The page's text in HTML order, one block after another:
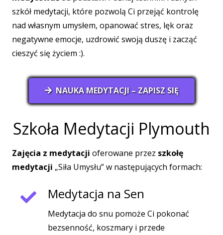
szkół medytacji, które pozwolą Ci przejąć kontrolę
nad własnym umysłem, opanować stres, lęk oraz
negatywne emocje, uzdrowić swoją duszę i zacząć
cieszyć się życiem :).
NAUKA MEDYTACJI – ZAPISZ SIĘ
Szkoła Medytacji Plymouth
Zajęcia z medytacji oferowane przez szkołę
medytacji „Siła Umysłu” w następujących formach:
Medytacja na Sen
Medytacja do snu pomoże Ci pokonać
bezsenność, koszmary i przede